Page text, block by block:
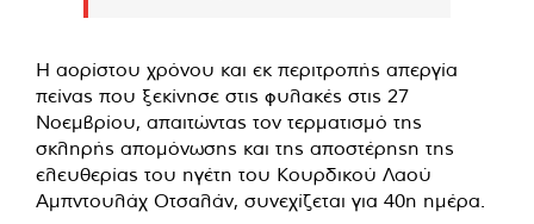
Η αορίστου χρόνου και εκ περιτροπής απεργία
πείνας που ξεκίνησε στις φυλακές στις 27
Νοεμβρίου, απαιτώντας τον τερματισμό της
σκληρής απομόνωσης και της αποστέρηςη της
ελευθερίας του ηγέτη του Κουρδικού Λαού
Αμπντουλάχ Οτσαλάν, συνεχίζεται για 40η ημέρα.